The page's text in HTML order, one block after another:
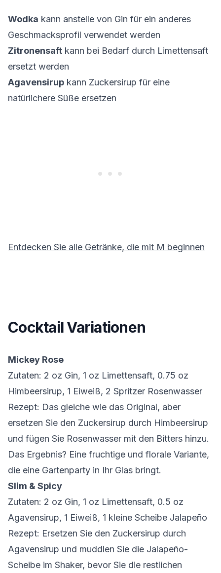
Wodka kann anstelle von Gin für ein anderes
Geschmacksprofil verwendet werden
Zitronensaft kann bei Bedarf durch Limettensaft
ersetzt werden
Agavensirup kann Zuckersirup für eine
natürlichere Süße ersetzen
Entdecken Sie alle Getränke, die mit M beginnen
Cocktail Variationen
Mickey Rose
Zutaten: 2 oz Gin, 1 oz Limettensaft, 0.75 oz
Himbeersirup, 1 Eiweiß, 2 Spritzer Rosenwasser
Rezept: Das gleiche wie das Original, aber
ersetzen Sie den Zuckersirup durch Himbeersirup
und fügen Sie Rosenwasser mit den Bitters hinzu.
Das Ergebnis? Eine fruchtige und florale Variante,
die eine Gartenparty in Ihr Glas bringt.
Slim & Spicy
Zutaten: 2 oz Gin, 1 oz Limettensaft, 0.5 oz
Agavensirup, 1 Eiweiß, 1 kleine Scheibe Jalapeño
Rezept: Ersetzen Sie den Zuckersirup durch
Agavensirup und muddlen Sie die Jalapeño-
Scheibe im Shaker, bevor Sie die restlichen